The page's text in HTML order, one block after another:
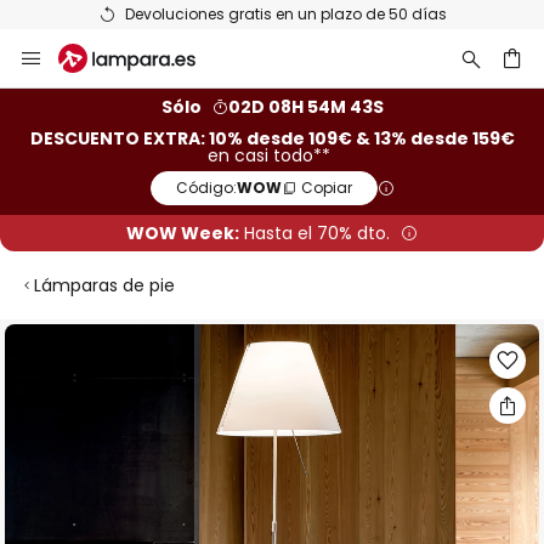
Devoluciones gratis en un plazo de 50 días
al
Sólo
02D 08H 54M 42S
DESCUENTO EXTRA: 10% desde 109€ & 13% desde 159€
en casi todo**
Código:WOW Copiar
WOW Week: Hasta el 70% dto.
Lámparas de pie
Saltar